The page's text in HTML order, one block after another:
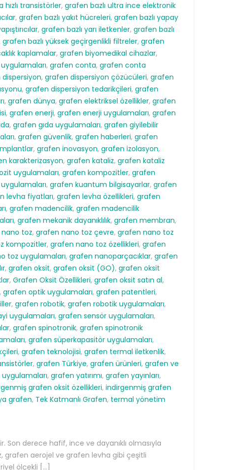
hızlı transistörler, grafen bazlı ultra ince elektronik
, grafen bazlı yakıt hücreleri, grafen bazlı yapay
, grafen bazlı yarı iletkenler, grafen bazlı
grafen bazlı yüksek geçirgenlikli filtreler, grafen
kaplamalar, grafen biyomedikal cihazlar,
, grafen conta, grafen conta
, grafen dispersiyon çözücüleri, grafen
, grafen dispersiyon tedarikçileri, grafen
, grafen dünya, grafen elektriksel özellikler, grafen
, grafen enerji, grafen enerji uygulamaları, grafen
, grafen gıda uygulamaları, grafen giyilebilir
, grafen güvenlik, grafen haberleri, grafen
, grafen inovasyon, grafen izolasyon,
karakterizasyon, grafen kataliz, grafen kataliz
uygulamaları, grafen kompozitler, grafen
, grafen kuantum bilgisayarlar, grafen
levha fiyatları, grafen levha özellikleri, grafen
, grafen madencilik, grafen madencilik
, grafen mekanik dayanıklılık, grafen membran,
toz, grafen nano toz çevre, grafen nano toz
kompozitler, grafen nano toz özellikleri, grafen
toz uygulamaları, grafen nanoparçacıklar, grafen
, grafen oksit, grafen oksit (GO), grafen oksit
, Grafen Oksit Özellikleri, grafen oksit satın al,
, grafen optik uygulamaları, grafen patentleri,
, grafen robotik, grafen robotik uygulamaları,
uygulamaları, grafen sensör uygulamaları,
, grafen spinotronik, grafen spinotronik
, grafen süperkapasitör uygulamaları,
, grafen teknolojisi, grafen termal iletkenlik,
, grafen Türkiye, grafen ürünleri, grafen ve
uygulamaları, grafen yatırımı, grafen yayınları,
grafen oksit özellikleri, indirgenmiş grafen
grafen, Tek Katmanlı Grafen, termal yönetim
Son derece hafif, ince ve dayanıklı olmasıyla
grafen aerojel ve grafen levha gibi çeşitli
ölçekli […]